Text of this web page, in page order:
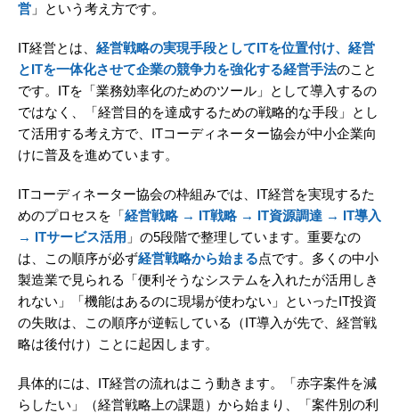
営 」という考え方です。
IT経営とは、 経営戦略の実現手段としてITを位置付け、経営
とITを一体化させて企業の競争力を強化する経営手法のこと
です。ITを「業務効率化のためのツール」として導入するの
ではなく、「経営目的を達成するための戦略的な手段」とし
て活用する考え方で、ITコーディネーター協会が中小企業向
けに普及を進めています。
ITコーディネーター協会の枠組みでは、IT経営を実現するた
めのプロセスを「経営戦略 → IT戦略 → IT資源調達 → IT導入
→ ITサービス活用 」の5段階で整理しています。重要なの
は、この順序が必ず経営戦略から始まる点です。多くの中小
製造業で見られる「便利そうなシステムを入れたが活用しき
れない」「機能はあるのに現場が使わない」といったIT投資
の失敗は、この順序が逆転している（IT導入が先で、経営戦
略は後付け）ことに起因します。
具体的には、IT経営の流れはこう動きます。「赤字案件を減
らしたい」（経営戦略上の課題）から始まり、「案件別の利